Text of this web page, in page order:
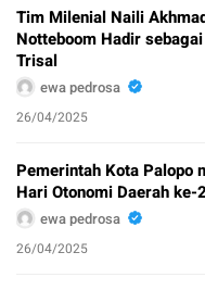
Tim Milenial Naili
Notteboom Hadir
Trisal
ewa pedrosa
26/04/2025
Pemerintah Kota Palopo
Hari Otonomi Daerah
ewa pedrosa
26/04/2025